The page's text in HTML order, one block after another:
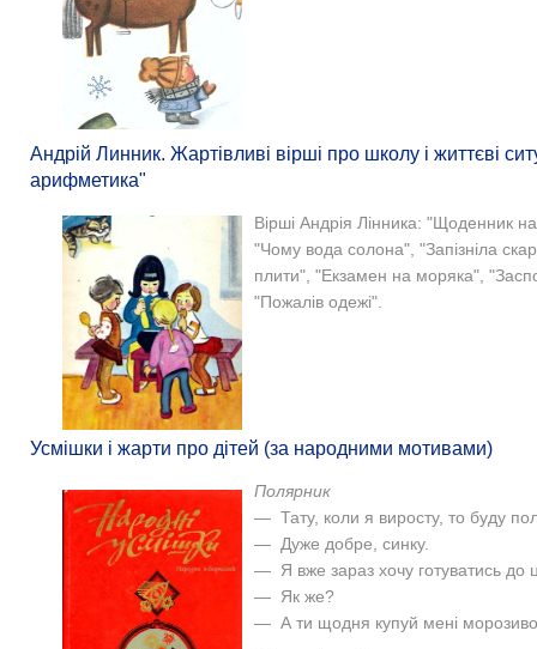
Андрій Линник. Жартівливі вірші про школу і життєві
арифметика"
Вірші Андрія Лінника: "Щоденник
"Чому вода солона", "Запізніла
плити", "Екзамен на моряка",
"Пожалів одежі".
Усмішки і жарти про дітей (за народними мотивами)
Полярник
— Тату, коли я виросту, то буду
— Дуже добре, синку.
— Я вже зараз хочу готуватись до
— Як же?
— А ти щодня купуй мені